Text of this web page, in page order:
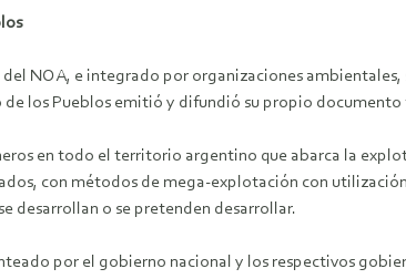
NOA, e integrado por organizaciones
los Pueblos emitió y difundió su propio documento
en todo el territorio argentino que abarca la
con métodos de mega-explotación con
desarrollan o se pretenden desarrollar.
por el gobierno nacional y los respectivos